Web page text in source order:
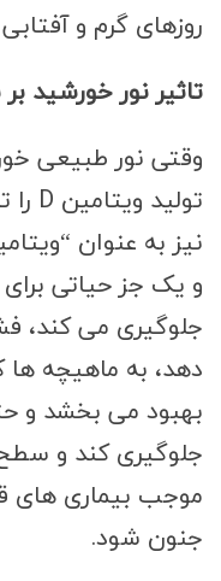
روزهای گرم و
تاثیر نور خورشید
وقتی نور طبیعی
نیز به عنوان
و یک جز حیاتی
جلوگیری می کند،
دهد، به ماهیچه ها
بهبود می بخشد و
موجب بیماری های
جنون شود.